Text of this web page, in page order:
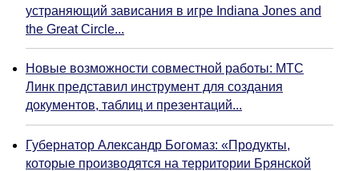
устраняющий зависания в игре Indiana Jones and
the Great Circle...
Новые возможности совместной работы: МТС
Линк представил инструмент для создания
документов, таблиц и презентаций...
Губернатор Александр Богомаз: «Продукты,
которые производятся на территории Брянской